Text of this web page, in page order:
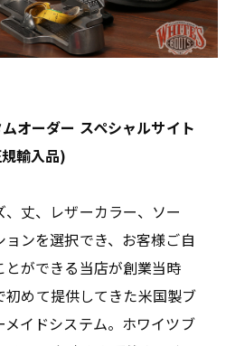
オーダー スペシャルサイト
輸入品)
丈、レザーカラー、ソー
ンを選択でき、お客様ご自
ができる当店が創業当時
めて提供してきた米国製ブ
イドシステム。ホワイツブ